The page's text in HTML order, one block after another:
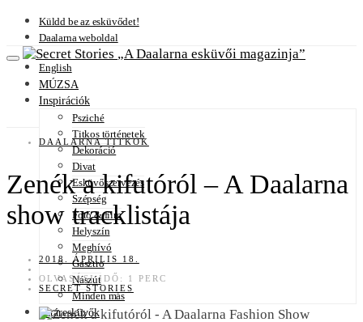
Küldd be az esküvődet!
Daalarna weboldal
English
A Daalarna esküvői magazinja
MÚZSA
Inspirációk
Psziché
Titkos történetek
Dekoráció
Divat
Esküvőszervezés
Szépség
Fotó & film
Helyszín
Meghívó
Gasztro
Nászút
Minden más
Sztáresküvők
DAALARNA TITKOK
Zenék a kifutóról – A Daalarna
show tracklistája
2018. ÁPRILIS 18.
OLVASÁSI IDŐ: 1 PERC
SECRET STORIES